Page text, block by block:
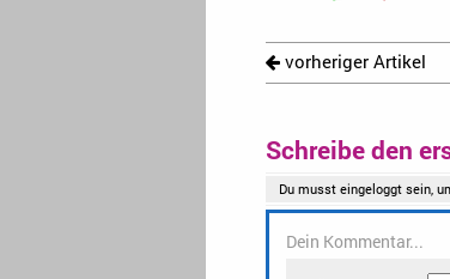
vorheriger Artikel
Schreibe den